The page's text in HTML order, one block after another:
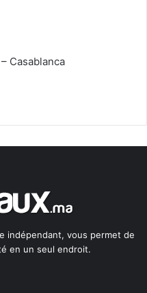
Casablanca
indépendant, vous permet de
en un seul endroit.